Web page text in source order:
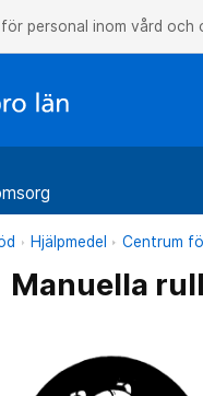
personal inom vård och
Hjälpmedel Centrum
Manuella